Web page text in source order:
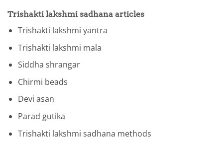
Trishakti lakshmi sadhana articles
Trishakti lakshmi yantra
Trishakti lakshmi mala
Siddha shrangar
Chirmi beads
Devi asan
Parad gutika
Trishakti lakshmi sadhana methods